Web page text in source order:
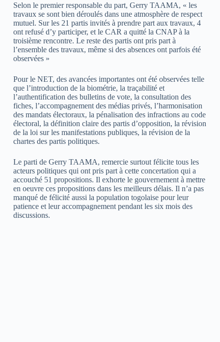
Selon le premier responsable du part, Gerry TAAMA, « les
travaux se sont bien déroulés dans une atmosphère de respect
mutuel. Sur les 21 partis invités à prendre part aux travaux, 4
ont refusé d’y participer, et le CAR a quitté la CNAP à la
troisième rencontre. Le reste des partis ont pris part à
l’ensemble des travaux, même si des absences ont parfois été
observées »
Pour le NET, des avancées importantes ont été observées telle
que l’introduction de la biométrie, la traçabilité et
l’authentification des bulletins de vote, la consultation des
fiches, l’accompagnement des médias privés, l’harmonisation
des mandats électoraux, la pénalisation des infractions au code
électoral, la définition claire des partis d’opposition, la révision
de la loi sur les manifestations publiques, la révision de la
chartes des partis politiques.
Le parti de Gerry TAAMA, remercie surtout félicite tous les
acteurs politiques qui ont pris part à cette concertation qui a
accouché 51 propositions. Il exhorte le gouvernement à mettre
en oeuvre ces propositions dans les meilleurs délais. Il n’a pas
manqué de félicité aussi la population togolaise pour leur
patience et leur accompagnement pendant les six mois des
discussions.